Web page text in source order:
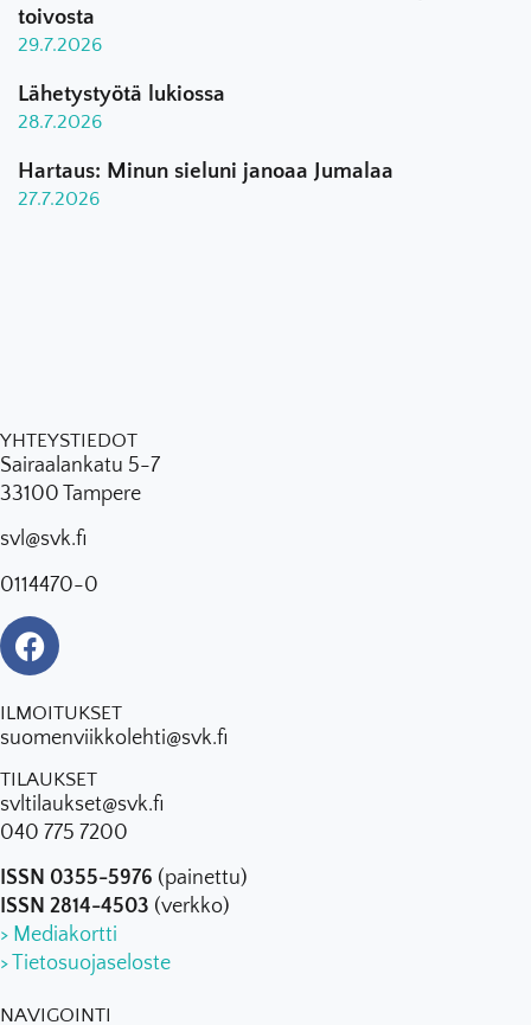
toivosta
29.7.2026
Lähetystyötä lukiossa
28.7.2026
Hartaus: Minun sieluni janoaa Jumalaa
27.7.2026
YHTEYSTIEDOT
Sairaalankatu 5-7
33100 Tampere
svl@svk.fi
0114470-0
ILMOITUKSET
suomenviikkolehti@svk.fi
TILAUKSET
svltilaukset@svk.fi
040 775 7200
ISSN 0355-5976 (painettu)
ISSN 2814-4503 (verkko)
> Mediakortti
> Tietosuojaseloste
NAVIGOINTI